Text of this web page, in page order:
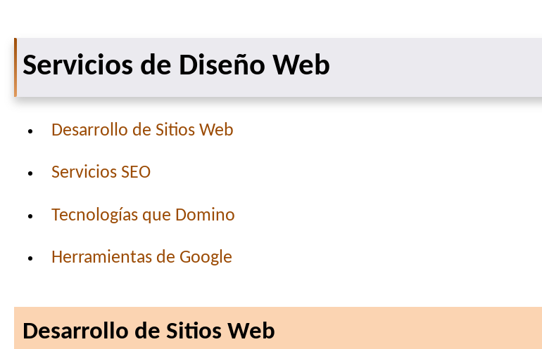
Servicios de Diseño Web
Desarrollo de Sitios Web
Servicios SEO
Tecnologías que Domino
Herramientas de Google
Desarrollo de Sitios Web